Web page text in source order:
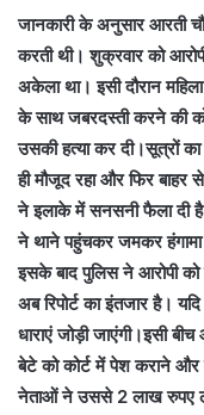
जानकारी के अनुसार आरती
करती थी। शुक्रवार को
अकेला था। इसी दौरान
के साथ जबरदस्ती करने की
उसकी हत्या कर दी।सूत्रों
ही मौजूद रहा और फिर बाहर
ने इलाके में सनसनी फैला दी
ने थाने पहुंचकर जमकर हंगामा
इसके बाद पुलिस ने आरोपी
अब रिपोर्ट का इंतजार है।
धाराएं जोड़ी जाएंगी।इसी
बेटे को कोर्ट में पेश कराने
नेताओं ने उससे 2 लाख रुपए